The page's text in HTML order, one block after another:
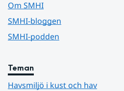
Om SMHI
SMHI-bloggen
SMHI-podden
Teman
Havsmiljö i kust och hav